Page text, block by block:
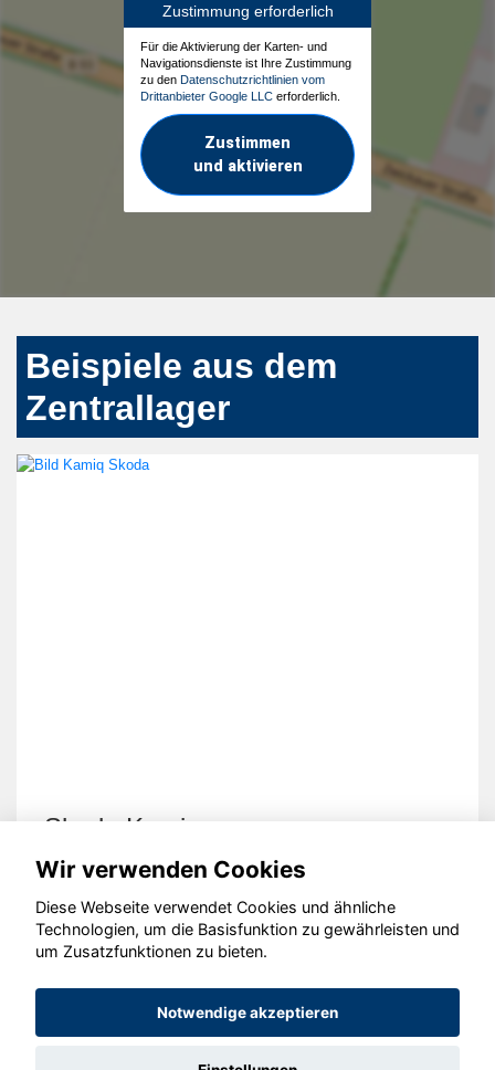
Zustimmung erforderlich
Für die Aktivierung der Karten- und
Navigationsdienste ist Ihre Zustimmung
zu den Datenschutzrichtlinien vom
Drittanbieter Google LLC erforderlich.
Zustimmen
und aktivieren
Beispiele aus dem
Zentrallager
Skoda Kamiq
© konjunkturmotor.de GmbH 2020 - 2026
Wir verwenden Cookies
Diese Webseite verwendet Cookies und ähnliche
Technologien, um die Basisfunktion zu gewährleisten und
um Zusatzfunktionen zu bieten.
Notwendige akzeptieren